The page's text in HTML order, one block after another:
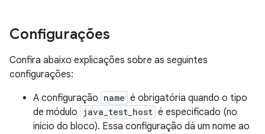
Configurações
Confira abaixo explicações sobre as seguintes
configurações:
A configuração name é obrigatória quando o tipo
de módulo java_test_host é especificado (no
início do bloco). Essa configuração dá um nome ao